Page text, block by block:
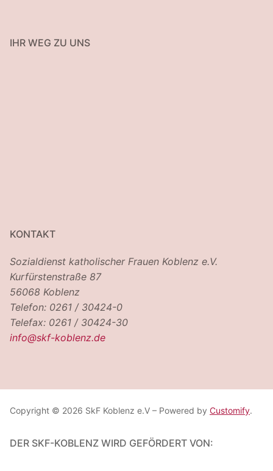
IHR WEG ZU UNS
KONTAKT
Sozialdienst katholischer Frauen Koblenz e.V.
Kurfürstenstraße 87
56068 Koblenz
Telefon: 0261 / 30424-0
Telefax: 0261 / 30424-30
info@skf-koblenz.de
Copyright © 2026 SkF Koblenz e.V – Powered by Customify.
DER SKF-KOBLENZ WIRD GEFÖRDERT VON: